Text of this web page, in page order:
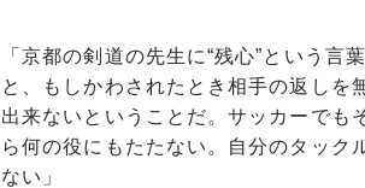
「京都の剣道の先生に“残心”という
と、もしかわされたとき相手の返しを
出来ないということだ。サッカーでも
ら何の役にもたたない。自分のタック
ない」